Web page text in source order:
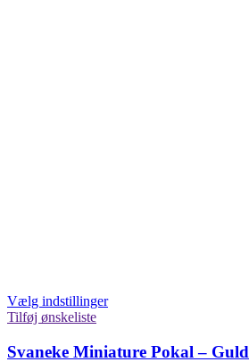
Vælg indstillinger
Tilføj ønskeliste
Svaneke Miniature Pokal – Guld